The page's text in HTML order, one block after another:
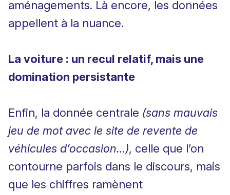
aménagements. Là encore, les données
appellent à la nuance.
La voiture : un recul relatif, mais une
domination persistante
Enfin, la donnée centrale (sans mauvais
jeu de mot avec le site de revente de
véhicules d’occasion…), celle que l’on
contourne parfois dans le discours, mais
que les chiffres ramènent